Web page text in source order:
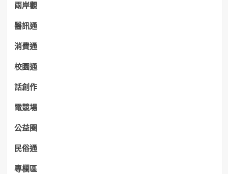
兩岸觀
醫訊通
消費通
校園通
話創作
電競場
公益圈
民俗通
專欄區